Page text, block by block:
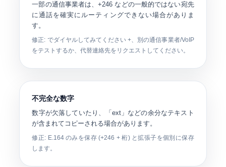
一部の通信事業者は、+246 などの一般的ではない宛先
に通話を確実にルーティングできない場合がありま
す。
修正: でダイヤルしてみてください+、別の通信事業者/VoIP
をテストするか、代替連絡先をリクエストしてください。
不完全な数字
数字が欠落していたり​​、「ext」などの余分なテキスト
が含まれてコピーされる場合があります。
修正: E.164 のみを保存 (+246 + 桁) と拡張子を個別に保存
します。